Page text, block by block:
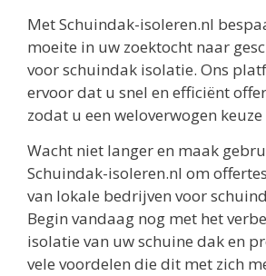
Met Schuindak-isoleren.nl
moeite in uw zoektocht naar
voor schuindak isolatie. Ons
ervoor dat u snel en efficiënt
zodat u een weloverwogen
Wacht niet langer en maak
Schuindak-isoleren.nl om
van lokale bedrijven voor
Begin vandaag nog met het
isolatie van uw schuine dak en
vele voordelen die dit met zich